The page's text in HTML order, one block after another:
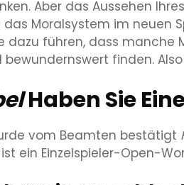
Aber das Aussehen
Moralsystem im neuen
dazu führen, dass manche
finden.
Haben Sie
vom Beamten bestätigt
ein Einzelspieler-Open-